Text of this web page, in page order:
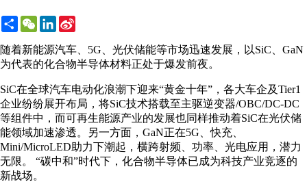
ShareWeChatLinkedIn
随着新能源汽车、5G、光伏储能等市场迅速发展，以SiC、GaN
为代表的化合物半导体材料正处于爆发前夜。
SiC在全球汽车电动化浪潮下迎来“黄金十年”，各大车企及Tier1
企业纷纷展开布局，将SiC技术搭载至主驱逆变器/OBC/DC-DC
等组件中，而可再生能源产业的发展也同样推动着SiC在光伏储
能领域加速渗透。另一方面，GaN正在5G、快充、
Mini/MicroLED助力下潮起，横跨射频、功率、光电应用，潜力
无限。 “碳中和”时代下，化合物半导体已成为科技产业竞逐的
新战场。